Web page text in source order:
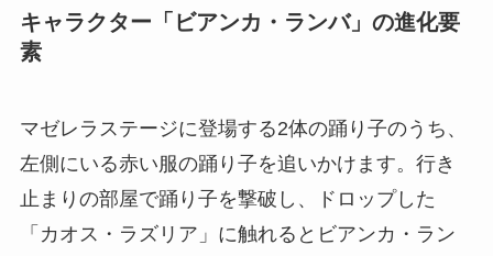
キャラクター「ビアンカ・ランバ」の進化要
素
マゼレラステージに登場する2体の踊り子のうち、
左側にいる赤い服の踊り子を追いかけます。行き
止まりの部屋で踊り子を撃破し、ドロップした
「カオス・ラズリア」に触れるとビアンカ・ラン